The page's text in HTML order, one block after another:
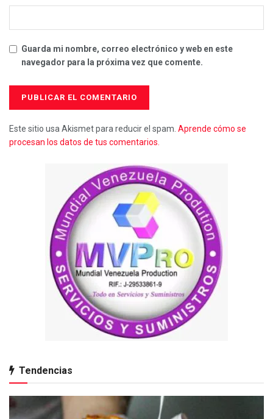
Guarda mi nombre, correo electrónico y web en este
navegador para la próxima vez que comente.
Este sitio usa Akismet para reducir el spam. Aprende cómo se
procesan los datos de tus comentarios.
Tendencias